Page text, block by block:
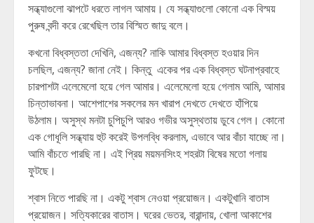
সন্ধ্যাগুলো ঝাপটে ধরতে লাগল আমায়। যে সন্ধ্যাগুলো কোনো এক বিস্ময়
পুরুষ বন্দী করে রেখেছিল তার বিস্মিত জাদু বলে।
কখনো বিধ্বস্ততা দেখিনি, এজন্য? নাকি আমার বিধ্বস্ত হওয়ার দিন
চলছিল, এজন্য? জানা নেই। কিন্তু একের পর এক বিধ্বস্ত ঘটনাপ্রবাহে
চারপাশটা এলেমেলো হয়ে গেল আমার। এলেমেলো হয়ে গেলাম আমি, আমার
চিন্তাভাবনা। আশেপাশের সকলের মন খারাপ দেখতে দেখতে হাঁপিয়ে
উঠলাম। অসুস্থ মনটা চুপিচুপি আরও গভীর অসুস্থতায় ডুবে গেল। কোনো
এক গোধূলি সন্ধ্যায় হুট করেই উপলব্ধি করলাম, এভাবে আর বাঁচা যাচ্ছে না।
আমি বাঁচতে পারছি না। এই প্রিয় ময়মনসিংহ শহরটা বিষের মতো গলায়
ফুটছে।
শ্বাস নিতে পারছি না। একটু শ্বাস নেওয়া প্রয়োজন। একটুখানি বাতাস
প্রয়োজন। সত্যিকারের বাতাস। ঘরের ভেতর, বারান্দায়, খোলা আকাশের